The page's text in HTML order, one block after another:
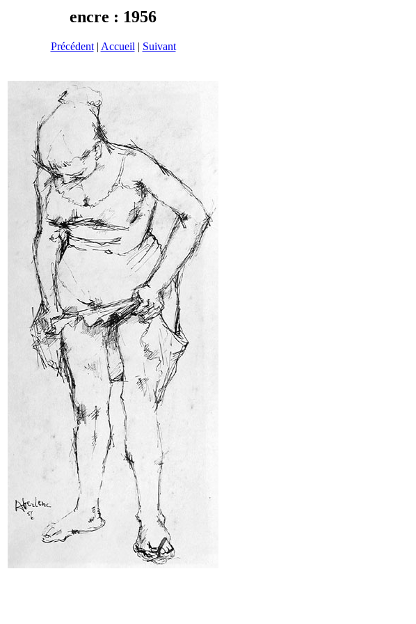
encre : 1956
Précédent| Accueil | Suivant